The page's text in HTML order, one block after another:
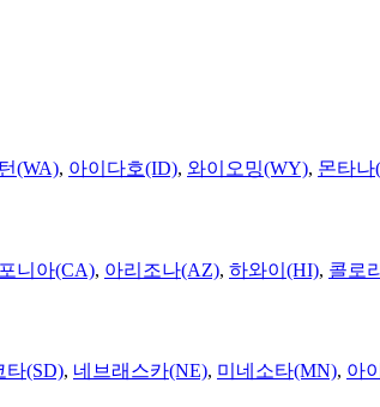
(WA), 아이다호(ID), 와이오밍(WY), 몬타나
니아(CA), 아리조나(AZ), 하와이(HI), 콜로
타(SD), 네브래스카(NE), 미네소타(MN), 아